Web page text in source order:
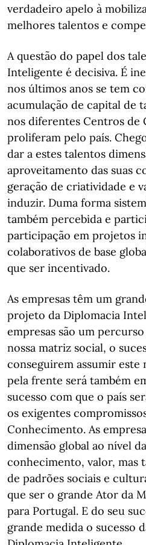
verdadeiro apelo à
melhores talentos e
A questão do papel dos
Inteligente é decisiva. É
nos últimos anos se tem
acumulação de capital de
nos diferentes Centros de
proliferam pelo país.
dar a estes talentos
aproveitamento das suas
geração de criatividade e
induzir. Duma forma
também percebida e
participação em projetos
colaborativos de base
que ser incentivado.
As empresas têm um
projeto da Diplomacia
empresas são um
nossa matriz social, o
conseguirem assumir este
pela frente será também
sucesso com que o país
os exigentes
Conhecimento. As
dimensão global ao nível
conhecimento, valor, mas
de padrões sociais e
que ser o grande Ator da
para Portugal. E do seu
grande medida o sucesso